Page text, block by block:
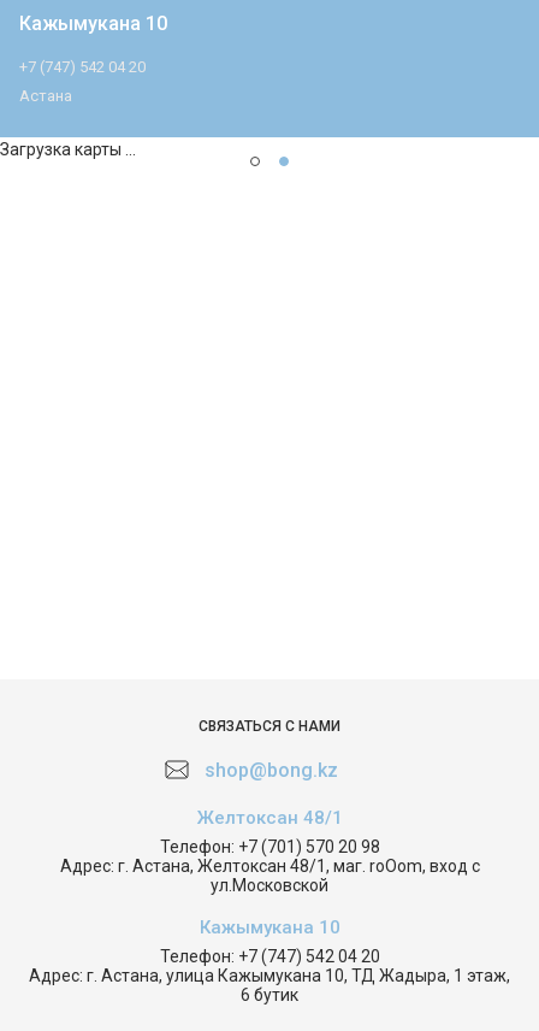
Кажымукана 10
+7 (747) 542 04 20
Астана
Загрузка карты ...
СВЯЗАТЬСЯ С НАМИ
shop@bong.kz
Желтоксан 48/1
Телефон: +7 (701) 570 20 98
Адрес: г. Астана, Желтоксан 48/1, маг. roOom, вход с
ул.Московской
Кажымукана 10
Телефон: +7 (747) 542 04 20
Адрес: г. Астана, улица Кажымукана 10, ТД Жадыра, 1 этаж,
6 бутик